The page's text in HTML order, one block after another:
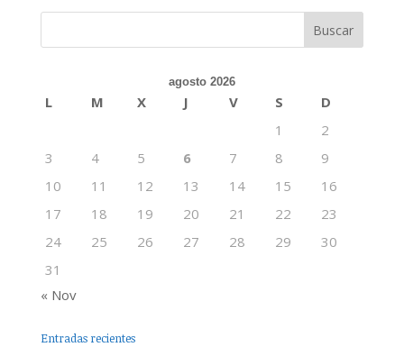
agosto 2026
L M X J V S
D
1
2
3
4 5 6 7 8
9
10
11 12 13 14 15
16
17
18 19 20 21 22
23
24
25 26 27 28 29
30
31
« Nov
Entradas recientes